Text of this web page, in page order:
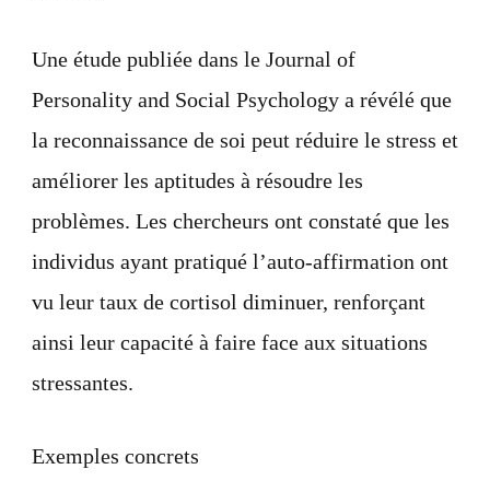
Une étude publiée dans le Journal of
Personality and Social Psychology a révélé que
la reconnaissance de soi peut réduire le stress et
améliorer les aptitudes à résoudre les
problèmes. Les chercheurs ont constaté que les
individus ayant pratiqué l’auto-affirmation ont
vu leur taux de cortisol diminuer, renforçant
ainsi leur capacité à faire face aux situations
stressantes.
Exemples concrets